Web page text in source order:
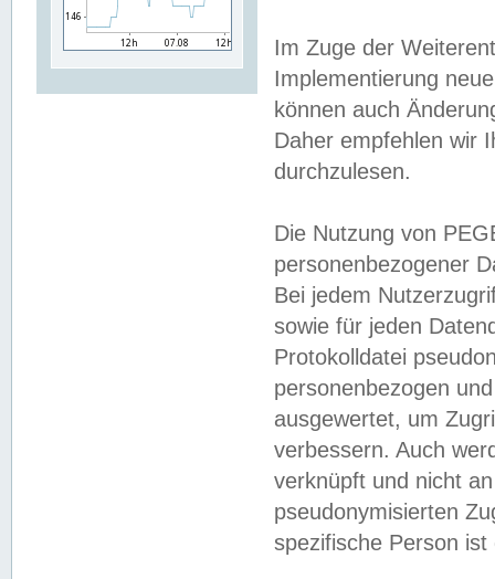
Im Zuge der
Implementierung
können auch
Daher empfehlen wir
durchzulesen.
Die Nutzung von
personenbezogener
Bei jedem
sowie für jeden
Protokolldatei
personenbezogen
ausgewertet, um
verbessern. Auch
verknüpft und nicht
pseudonymisierten
spezifische Person